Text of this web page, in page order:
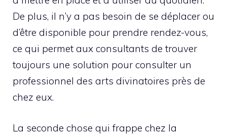
De plus, il n’y a pas besoin de se déplacer ou
d’être disponible pour prendre rendez-vous,
ce qui permet aux consultants de trouver
toujours une solution pour consulter un
professionnel des arts divinatoires près de
chez eux.
La seconde chose qui frappe chez la